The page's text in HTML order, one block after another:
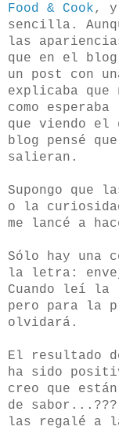
Food & Cook, y
sencilla.
las
que en el
un post con
explicaba
como
que viendo el
blog pensé
salieran.
Supongo que
o la
me lancé a
Sólo hay una
la letra:
Cuando leí la
pero para la
olvidará.
El resultado
ha sido
creo que
de
las regalé a